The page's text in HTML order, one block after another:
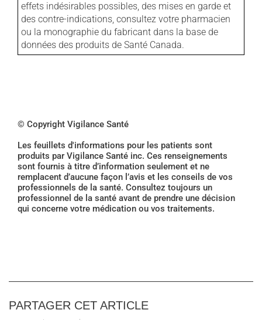
effets indésirables possibles, des mises en garde et
des contre-indications, consultez votre pharmacien
ou la monographie du fabricant dans la base de
données des produits de Santé Canada.
© Copyright Vigilance Santé
Les feuillets d'informations pour les patients sont
produits par Vigilance Santé inc. Ces renseignements
sont fournis à titre d’information seulement et ne
remplacent d’aucune façon l’avis et les conseils de vos
professionnels de la santé. Consultez toujours un
professionnel de la santé avant de prendre une décision
qui concerne votre médication ou vos traitements.
PARTAGER CET ARTICLE